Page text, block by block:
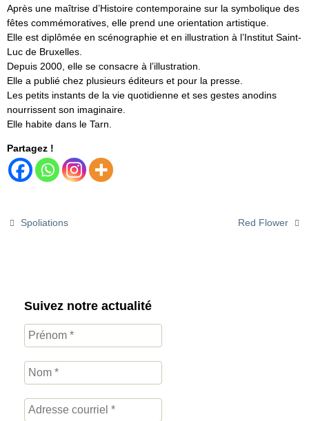
Après une maîtrise d’Histoire contemporaine sur la symbolique des
fêtes commémoratives, elle prend une orientation artistique.
Elle est diplômée en scénographie et en illustration à l’Institut Saint-
Luc de Bruxelles.
Depuis 2000, elle se consacre à l’illustration.
Elle a publié chez plusieurs éditeurs et pour la presse.
Les petits instants de la vie quotidienne et ses gestes anodins
nourrissent son imaginaire.
Elle habite dans le Tarn.
Partagez !
Spoliations Red Flower
Suivez notre actualité